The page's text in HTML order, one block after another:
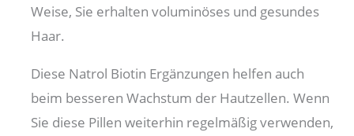
Weise, Sie erhalten voluminöses und gesundes
Haar.
Diese Natrol Biotin Ergänzungen helfen auch
beim besseren Wachstum der Hautzellen. Wenn
Sie diese Pillen weiterhin regelmäßig verwenden,